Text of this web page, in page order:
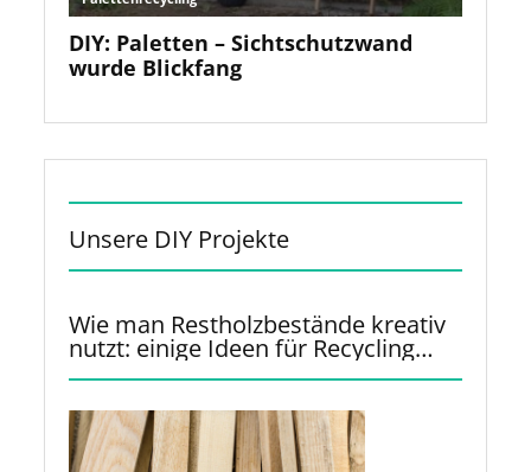
Unsere DIY Projekte
Wie man Restholzbestände kreativ
nutzt: einige Ideen für Recycling
und Upcycling